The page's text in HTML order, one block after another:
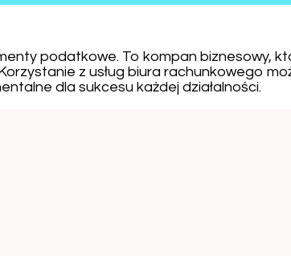
podatkowe. To kompan biznesowy,
z usług biura rachunkowego
dla sukcesu każdej działalności.